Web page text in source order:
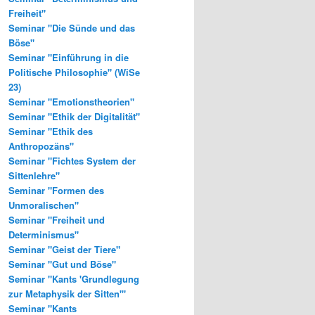
Freiheit"
Seminar "Die Sünde und das
Böse"
Seminar "Einführung in die
Politische Philosophie" (WiSe
23)
Seminar "Emotionstheorien"
Seminar "Ethik der Digitalität"
Seminar "Ethik des
Anthropozäns"
Seminar "Fichtes System der
Sittenlehre"
Seminar "Formen des
Unmoralischen"
Seminar "Freiheit und
Determinismus"
Seminar "Geist der Tiere"
Seminar "Gut und Böse"
Seminar "Kants 'Grundlegung
zur Metaphysik der Sitten'"
Seminar "Kants